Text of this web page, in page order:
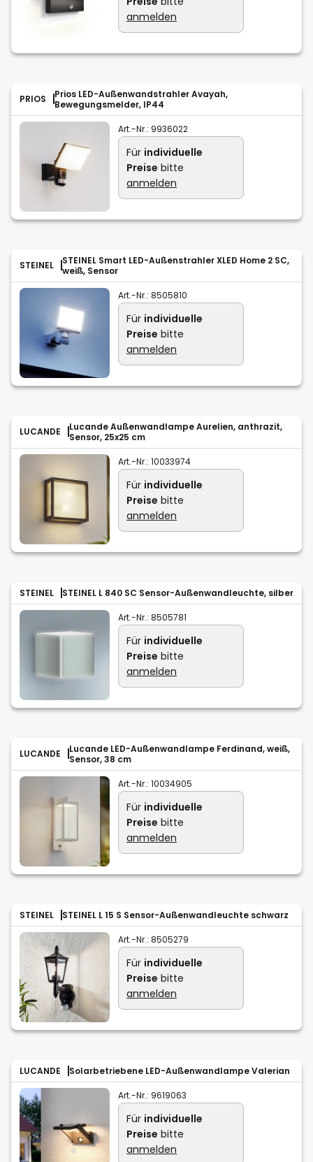
anmelden
PRIOS
Prios LED-Außenwandstrahler Avayah,
Bewegungsmelder, IP44
Art.-Nr.: 9936022
Für individuelle
Preise bitte
anmelden
STEINEL
STEINEL Smart LED-Außenstrahler XLED Home 2 SC,
weiß, Sensor
Art.-Nr.: 8505810
Für individuelle
Preise bitte
anmelden
LUCANDE
Lucande Außenwandlampe Aurelien, anthrazit,
Sensor, 25x25 cm
Art.-Nr.: 10033974
Für individuelle
Preise bitte
anmelden
STEINEL STEINEL L 840 SC Sensor-Außenwandleuchte, silber
Art.-Nr.: 8505781
Für individuelle
Preise bitte
anmelden
LUCANDE
Lucande LED-Außenwandlampe Ferdinand, weiß,
Sensor, 38 cm
Art.-Nr.: 10034905
Für individuelle
Preise bitte
anmelden
STEINEL STEINEL L 15 S Sensor-Außenwandleuchte schwarz
Art.-Nr.: 8505279
Für individuelle
Preise bitte
anmelden
LUCANDE Solarbetriebene LED-Außenwandlampe Valerian
Art.-Nr.: 9619063
Für individuelle
Preise bitte
anmelden